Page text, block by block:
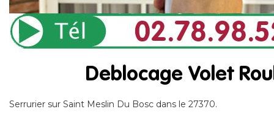
Serrurier sur Saint Meslin Du Bosc dans le 27370.